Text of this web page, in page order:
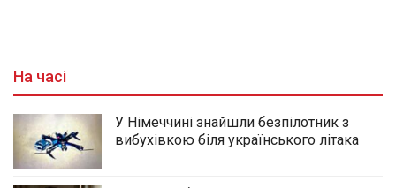
На часі
У Німеччині знайшли безпілотник з
вибухівкою біля українського літака